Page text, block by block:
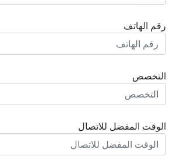
رقم الهاتف
التخصص
الوقت المفضل للاتصال